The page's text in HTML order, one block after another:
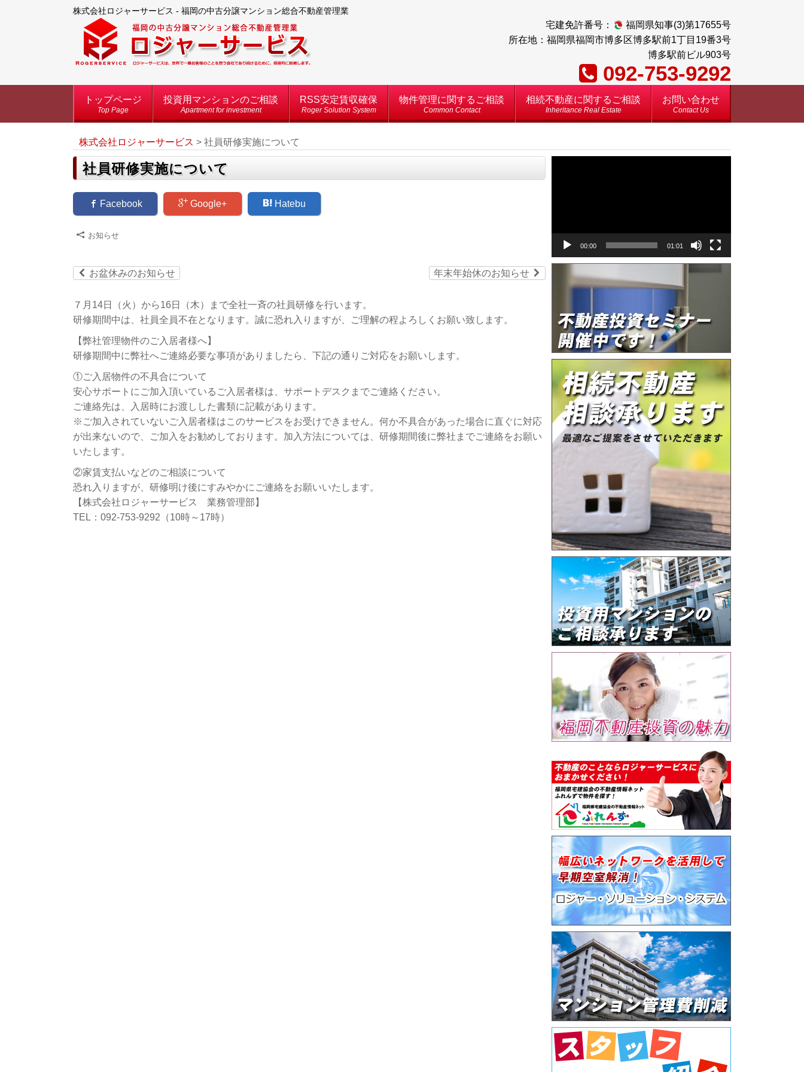
株式会社ロジャーサービス - 福岡の中古分譲マンション総合不動産管理業
宅建免許番号：
福岡県知事(3)第17655号
所在地：福岡県福岡市博多区博多駅前1丁目19番3号
博多駅前ビル903号
092-753-9292
トップページ
Top Page
投資用マンションのご相談
Apartment for investment
RSS安定賃収確保
Roger Solution System
物件管理に関するご相談
Common Contact
相続不動産に関するご相談
Inheritance Real Estate
お問い合わせ
Contact Us
株式会社ロジャーサービス > 社員研修実施について
社員研修実施について
Facebook Google+ Hatebu
Z お知らせ
年末年始休のお知らせ ú
ù お盆休みのお知らせ
７月14日（火）から16日（木）まで全社一斉の社員研修を行います。
研修期間中は、社員全員不在となります。誠に恐れ入りますが、ご理解の程よろしくお願い致します。
【弊社管理物件のご入居者様へ】
研修期間中に弊社へご連絡必要な事項がありましたら、下記の通りご対応をお願いします。
①ご入居物件の不具合について
安心サポートにご加入頂いているご入居者様は、サポートデスクまでご連絡ください。
ご連絡先は、入居時にお渡しした書類に記載があります。
※ご加入されていないご入居者様はこのサービスをお受けできません。何か不具合があった場合に直ぐに対応
が出来ないので、ご加入をお勧めしております。加入方法については、研修期間後に弊社までご連絡をお願い
いたします。
②家賃支払いなどのご相談について
恐れ入りますが、研修明け後にすみやかにご連絡をお願いいたします。
【株式会社ロジャーサービス 業務管理部】
TEL：092-753-9292（10時～17時）
00:00 01:01